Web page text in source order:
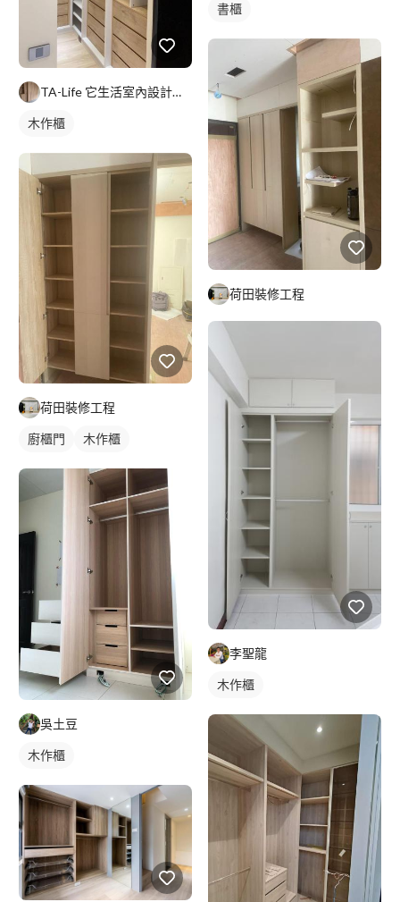
TA-Life 它生活室內設計工程美學
木作櫃
荷田裝修工程
廚櫃門 木作櫃
吳土豆
木作櫃
書櫃
荷田裝修工程
李聖龍
木作櫃